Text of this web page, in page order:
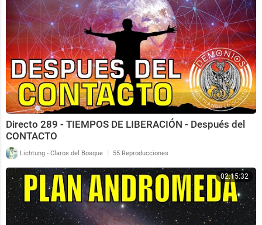
Directo 289 - TIEMPOS DE LIBERACIÓN - Después del
CONTACTO
Lichtung - Claros del Bosque | 55 Reproducciones
02:15:32